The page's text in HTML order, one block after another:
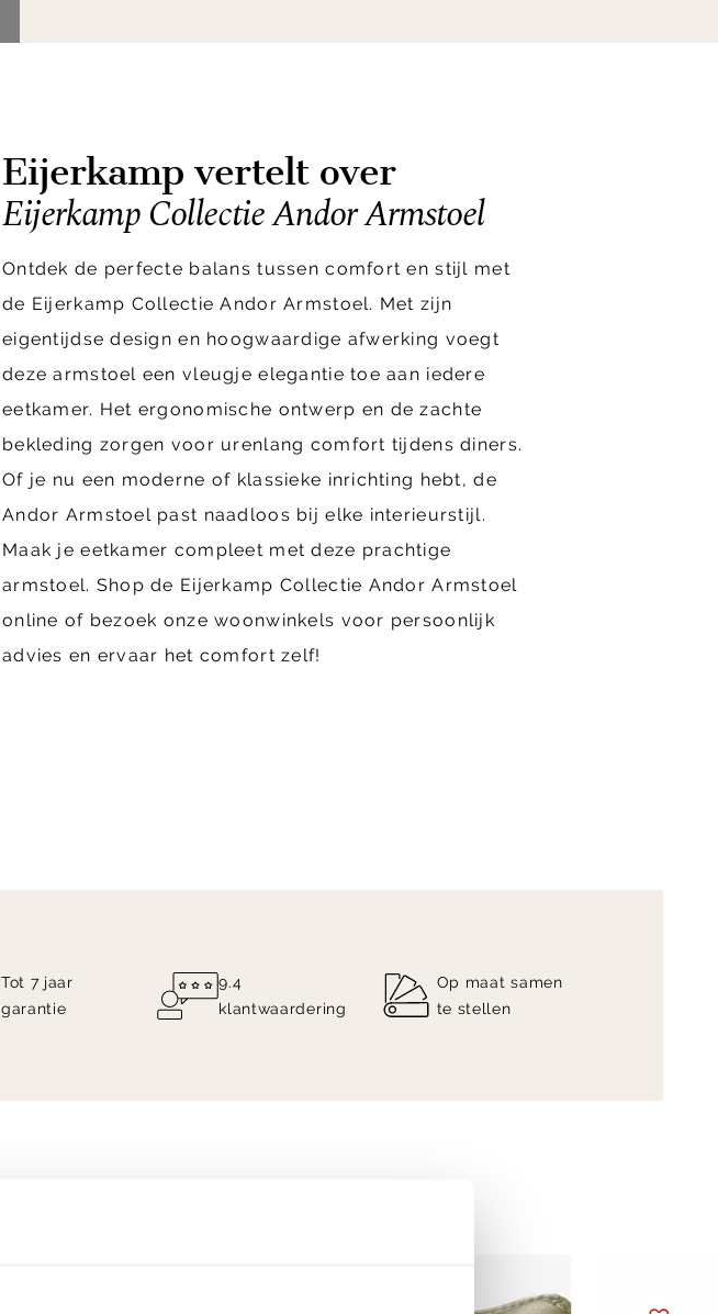
Eijerkamp vertelt over
Eijerkamp Collectie Andor Armstoel
Ontdek de perfecte balans tussen comfort en stijl met
de Eijerkamp Collectie Andor Armstoel. Met zijn
eigentijdse design en hoogwaardige afwerking voegt
deze armstoel een vleugje elegantie toe aan iedere
eetkamer. Het ergonomische ontwerp en de zachte
bekleding zorgen voor urenlang comfort tijdens diners.
Of je nu een moderne of klassieke inrichting hebt, de
Andor Armstoel past naadloos bij elke interieurstijl.
Maak je eetkamer compleet met deze prachtige
armstoel. Shop de Eijerkamp Collectie Andor Armstoel
online of bezoek onze woonwinkels voor persoonlijk
advies en ervaar het comfort zelf!
Tot 7 jaar
garantie
9.4
klantwaardering
Op maat samen
te stellen